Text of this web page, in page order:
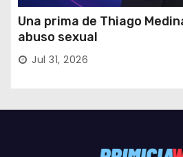
Una prima de Thiago
abuso sexual
Jul 31, 2026